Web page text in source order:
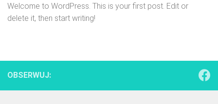
Welcome to WordPress. This is your first post. Edit or
delete it, then start writing!
OBSERWUJ: